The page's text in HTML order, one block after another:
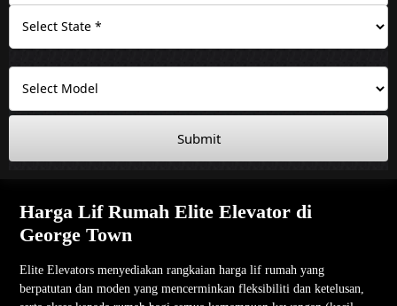
Submit
Harga Lif Rumah Elite Elevator di
George Town
Elite Elevators menyediakan rangkaian harga lif rumah yang
berpatutan dan moden yang mencerminkan fleksibiliti dan ketelusan,